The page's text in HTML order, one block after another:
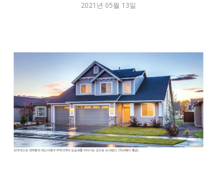
2021년 05월 13일